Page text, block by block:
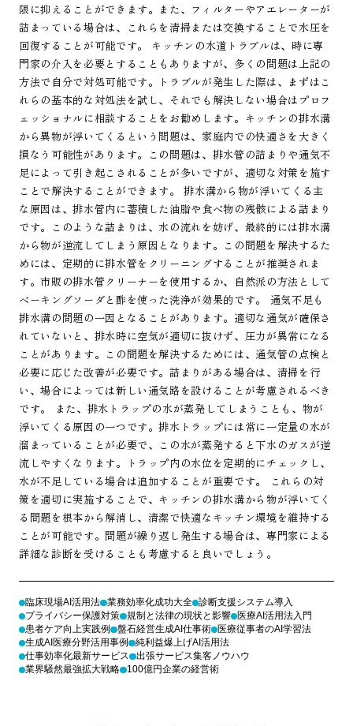
限に抑えることができます。また、フィルターやアエレーターが
詰まっている場合は、これらを清掃または交換することで水圧を
回復することが可能です。 キッチンの水道トラブルは、時に専
門家の介入を必要とすることもありますが、多くの問題は上記の
方法で自分で対処可能です。トラブルが発生した際は、まずはこ
れらの基本的な対処法を試し、それでも解決しない場合はプロフ
ェッショナルに相談することをお勧めします。キッチンの排水溝
から異物が浮いてくるという問題は、家庭内での快適さを大きく
損なう可能性があります。この問題は、排水管の詰まりや通気不
足によって引き起こされることが多いですが、適切な対策を施す
ことで解決することができます。 排水溝から物が浮いてくる主
な原因は、排水管内に蓄積した油脂や食べ物の残骸による詰まり
です。このような詰まりは、水の流れを妨げ、最終的には排水溝
から物が逆流してしまう原因となります。この問題を解決するた
めには、定期的に排水管をクリーニングすることが推奨されま
す。市販の排水管クリーナーを使用するか、自然派の方法として
ベーキングソーダと酢を使った洗浄が効果的です。 通気不足も
排水溝の問題の一因となることがあります。適切な通気が確保さ
れていないと、排水時に空気が適切に抜けず、圧力が異常になる
ことがあります。この問題を解決するためには、通気管の点検と
必要に応じた改善が必要です。詰まりがある場合は、清掃を行
い、場合によっては新しい通気路を設けることが考慮されるべき
です。 また、排水トラップの水が蒸発してしまうことも、物が
浮いてくる原因の一つです。排水トラップには常に一定量の水が
溜まっていることが必要で、この水が蒸発すると下水のガスが逆
流しやすくなります。トラップ内の水位を定期的にチェックし、
水が不足している場合は追加することが重要です。 これらの対
策を適切に実施することで、キッチンの排水溝から物が浮いてく
る問題を根本から解消し、清潔で快適なキッチン環境を維持する
ことが可能です。問題が繰り返し発生する場合は、専門家による
詳細な診断を受けることも考慮すると良いでしょう。
臨床現場AI活用法 業務効率化成功大全 診断支援システム導入
プライバシー保護対策 規制と法律の現状と影響
医療AI活用法入門
患者ケア向上実践例 盤石経営生成AI仕事術
医療従事者のAI学習法
生成AI医療分野活用事例 純利益爆上げAI活用法
仕事効率化最新サービス 出張サービス集客ノウハウ
業界騒然最強拡大戦略 100億円企業の経営術